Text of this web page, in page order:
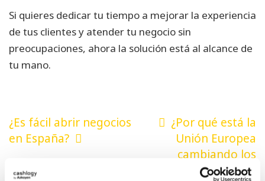
Si quieres dedicar tu tiempo a mejorar la experiencia
de tus clientes y atender tu negocio sin
preocupaciones, ahora la solución está al alcance de
tu mano.
Navegación
de
¿Es fácil abrir negocios
en España?
¿Por qué está la
Unión Europea
cambiando los
billetes?